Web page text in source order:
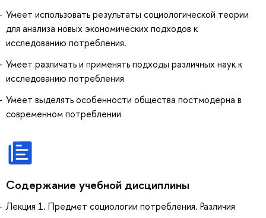
Умеет использовать результаты социологической теории
для анализа новых экономических подходов к
исследованию потребления.
Умеет различать и применять подходы различных наук к
исследованию потребления
Умеет выделять особенности общества постмодерна в
современном потреблении
Содержание учебной дисциплины
Лекция 1. Предмет социологии потребления. Различия